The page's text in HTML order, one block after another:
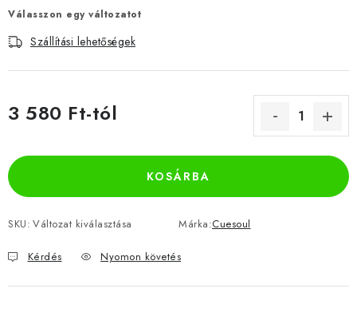
Válasszon egy változatot
Szállítási lehetőségek
3 580 Ft-tól
KOSÁRBA
SKU: Változat kiválasztása Márka:Cuesoul
Kérdés Nyomon követés